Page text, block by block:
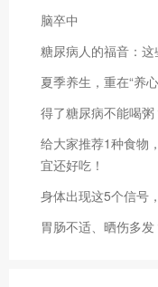
脑卒中
糖尿病人的福音：
夏季养生，重在“养
得了糖尿病不能喝
给大家推荐1种食物
宜还好吃！
身体出现这5个信号
胃肠不适、晒伤多